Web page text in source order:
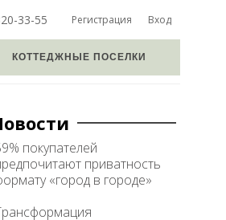
Регистрация Вход
33-55
КОТТЕДЖНЫЕ ПОСЕЛКИ
покупателей
приватность
«город в городе»